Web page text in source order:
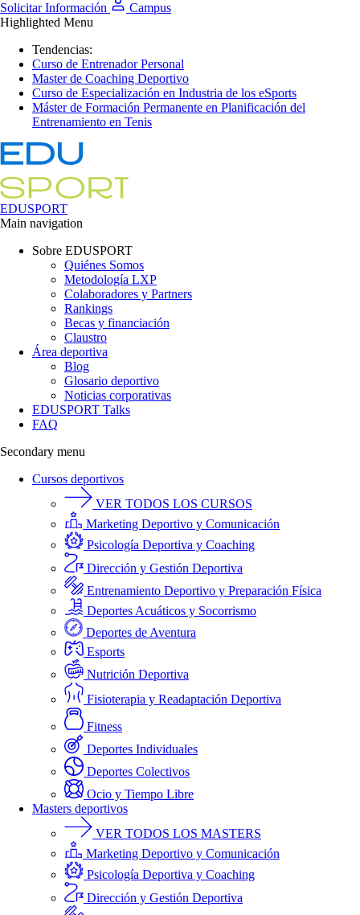
Solicitar Información
Campus
Highlighted Menu
Tendencias:
Curso de Entrenador Personal
Master de Coaching Deportivo
Curso de Especialización en Industria de los eSports
Máster de Formación Permanente en Planificación del
Entrenamiento en Tenis
EDUSPORT
Main navigation
Sobre EDUSPORT
Quiénes Somos
Metodología LXP
Colaboradores y Partners
Rankings
Becas y financiación
Claustro
Área deportiva
Blog
Glosario deportivo
Noticias corporativas
EDUSPORT Talks
FAQ
Secondary menu
Cursos deportivos
VER TODOS LOS CURSOS
Marketing Deportivo y Comunicación
Psicología Deportiva y Coaching
Dirección y Gestión Deportiva
Entrenamiento Deportivo y Preparación Física
Deportes Acuáticos y Socorrismo
Deportes de Aventura
Esports
Nutrición Deportiva
Fisioterapia y Readaptación Deportiva
Fitness
Deportes Individuales
Deportes Colectivos
Ocio y Tiempo Libre
Masters deportivos
VER TODOS LOS MASTERS
Marketing Deportivo y Comunicación
Psicología Deportiva y Coaching
Dirección y Gestión Deportiva